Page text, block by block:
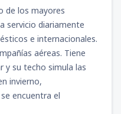
(BOG)
Aragon (CLO)
de los mayores
servicio diariamente
e internacionales.
aéreas. Tiene
y su techo simula las
invierno,
encuentra el